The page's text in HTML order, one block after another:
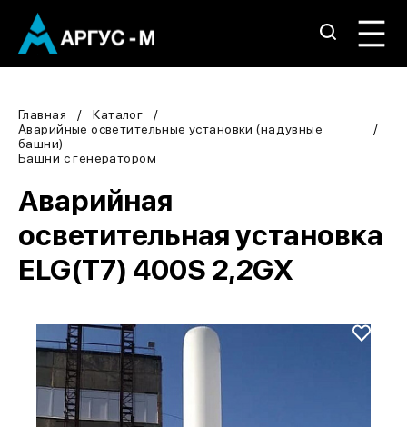
Главная
Каталог
Аварийные осветительные установки (надувные
башни)
Башни с генератором
Аварийная
осветительная установка
ELG(T7) 400S 2,2GX